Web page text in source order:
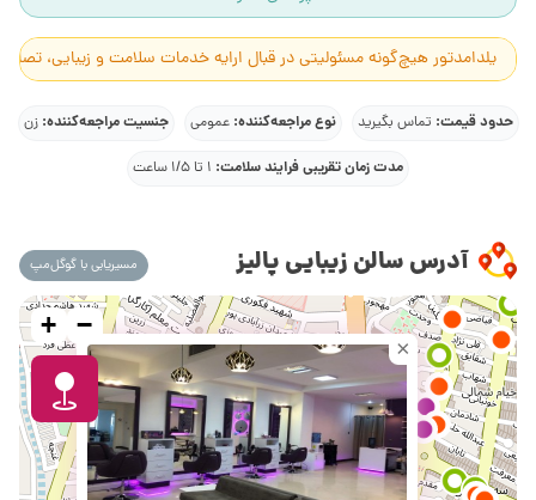
یلدامدتور هیچ‌گونه مسئولیتی در قبال ارایه خدمات سلامت و زیبایی،
حدود قیمت: تماس بگیرید نوع مراجعه‌کننده:عمومی جنسیت مراجعه‌کننده:زن
مدت زمان تقریبی فرایند سلامت: 1 تا 1/5 ساعت
آدرس سالن زیبایی پالیز مسیریابی با گوگل‌مپ
×
+ −